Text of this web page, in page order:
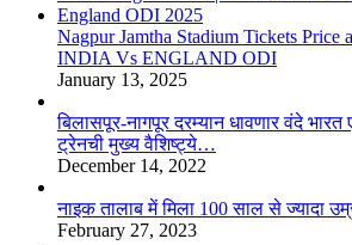
Nagpur Jamtha Stadium Tickets Price
INDIA Vs ENGLAND ODI
January 13, 2025
बिलासपूर-नागपूर दरम्यान धावणार वंदे
ट्रेनची मुख्य वैशिष्ट्ये…
December 14, 2022
नाइक तालाब में मिला 100 साल से ज्यादा
February 27, 2023